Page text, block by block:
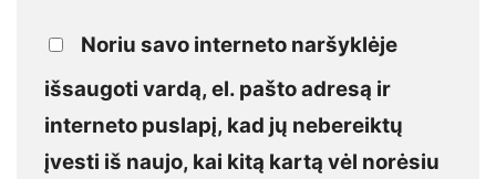
Noriu savo interneto naršyklėje
išsaugoti vardą, el. pašto adresą ir
interneto puslapį, kad jų nebereiktų
įvesti iš naujo, kai kitą kartą vėl norėsiu